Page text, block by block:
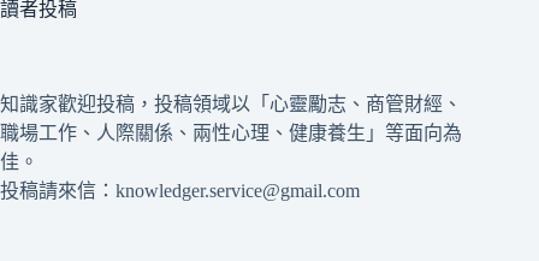
讀者投稿
知識家歡迎投稿，投稿領域以「心靈勵志、商管財經、
職場工作、人際關係、兩性心理、健康養生」等面向為
佳。
投稿請來信：knowledger.service@gmail.com